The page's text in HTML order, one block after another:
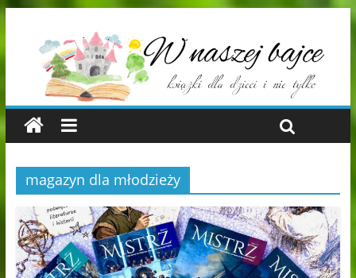
magazyn dla młodzieży